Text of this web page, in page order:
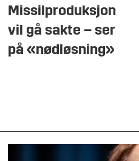
Missilproduksjon
vil gå sakte – ser
på «nødløsning»